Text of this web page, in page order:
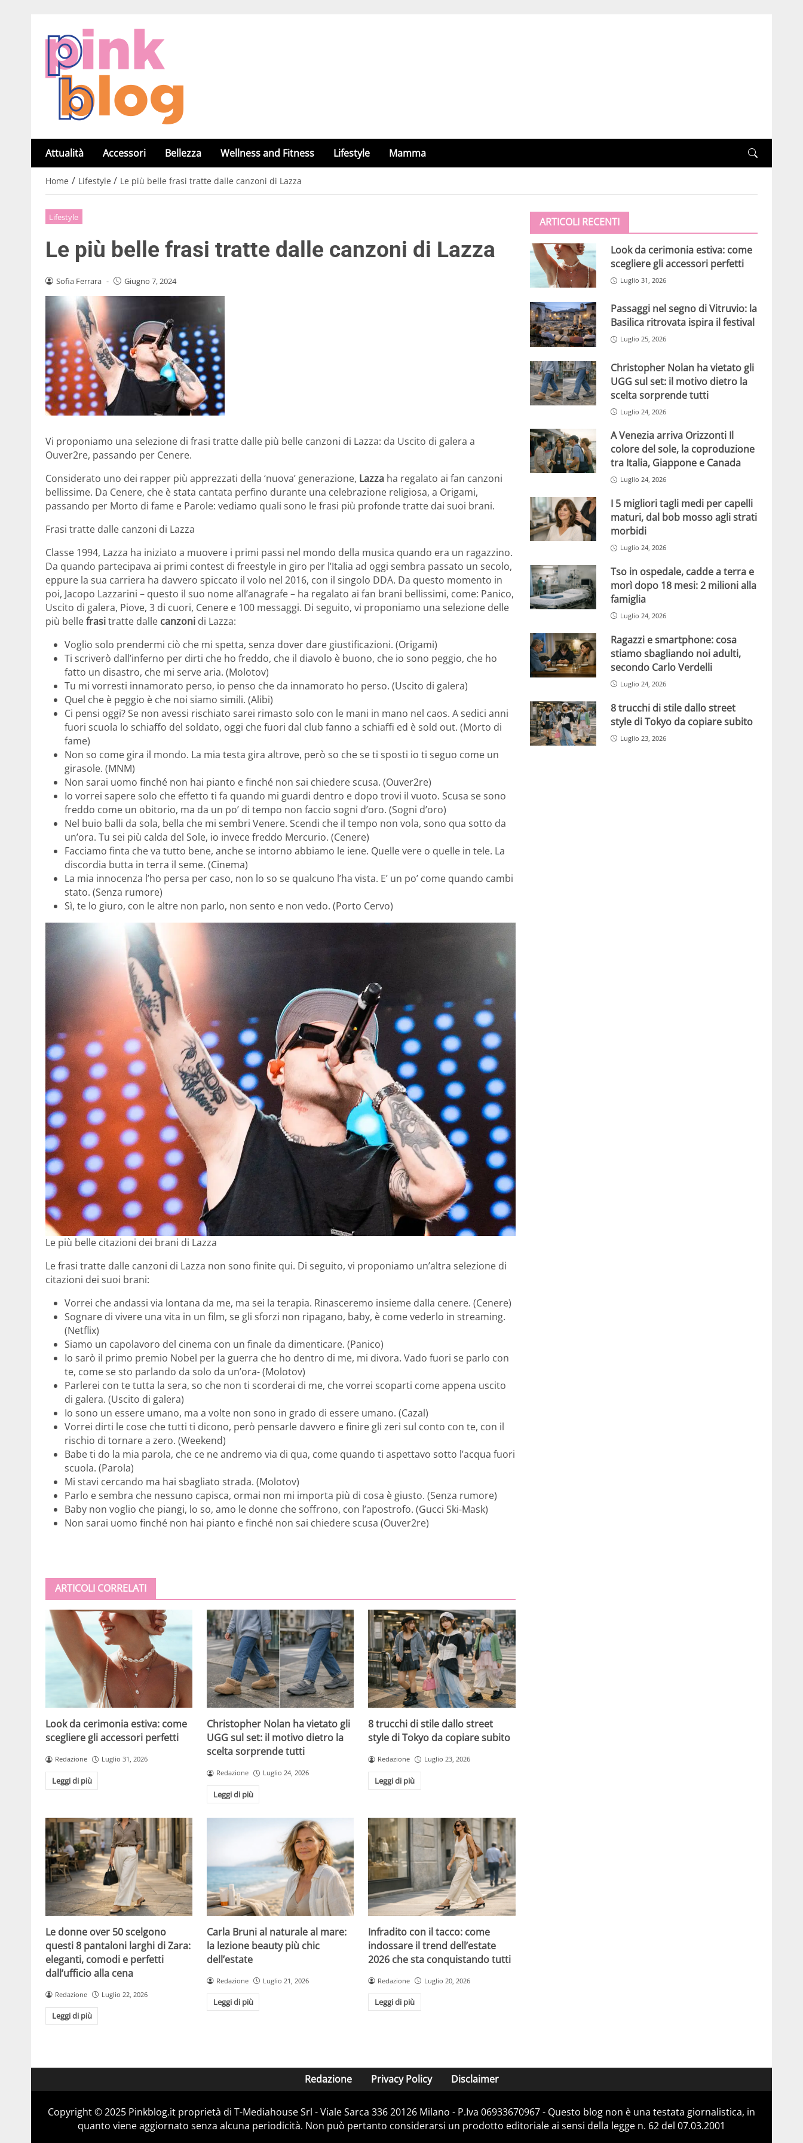
Attualità Accessori Bellezza Wellness and Fitness Lifestyle Mamma
Home / Lifestyle / Le più belle frasi tratte dalle canzoni di Lazza
Lifestyle
Le più belle frasi tratte dalle canzoni di Lazza
Sofia Ferrara - Giugno 7, 2024
Vi proponiamo una selezione di frasi tratte dalle più belle canzoni di Lazza: da Uscito di galera a
Ouver2re, passando per Cenere.
Considerato uno dei rapper più apprezzati della ‘nuova’ generazione, Lazza ha regalato ai fan canzoni
bellissime. Da Cenere, che è stata cantata perfino durante una celebrazione religiosa, a Origami,
passando per Morto di fame e Parole: vediamo quali sono le frasi più profonde tratte dai suoi brani.
Frasi tratte dalle canzoni di Lazza
Classe 1994, Lazza ha iniziato a muovere i primi passi nel mondo della musica quando era un ragazzino.
Da quando partecipava ai primi contest di freestyle in giro per l’Italia ad oggi sembra passato un secolo,
eppure la sua carriera ha davvero spiccato il volo nel 2016, con il singolo DDA. Da questo momento in
poi, Jacopo Lazzarini – questo il suo nome all’anagrafe – ha regalato ai fan brani bellissimi, come: Panico,
Uscito di galera, Piove, 3 di cuori, Cenere e 100 messaggi. Di seguito, vi proponiamo una selezione delle
più bellefrasitratte dalle canzoni di Lazza:
Voglio solo prendermi ciò che mi spetta, senza dover dare giustificazioni. (Origami)
Ti scriverò dall’inferno per dirti che ho freddo, che il diavolo è buono, che io sono peggio, che ho
fatto un disastro, che mi serve aria. (Molotov)
Tu mi vorresti innamorato perso, io penso che da innamorato ho perso. (Uscito di galera)
Quel che è peggio è che noi siamo simili. (Alibi)
Ci pensi oggi? Se non avessi rischiato sarei rimasto solo con le mani in mano nel caos. A sedici anni
fuori scuola lo schiaffo del soldato, oggi che fuori dal club fanno a schiaffi ed è sold out. (Morto di
fame)
Non so come gira il mondo. La mia testa gira altrove, però so che se ti sposti io ti seguo come un
girasole. (MNM)
Non sarai uomo finché non hai pianto e finché non sai chiedere scusa. (Ouver2re)
Io vorrei sapere solo che effetto ti fa quando mi guardi dentro e dopo trovi il vuoto. Scusa se sono
freddo come un obitorio, ma da un po’ di tempo non faccio sogni d’oro. (Sogni d’oro)
Nel buio balli da sola, bella che mi sembri Venere. Scendi che il tempo non vola, sono qua sotto da
un’ora. Tu sei più calda del Sole, io invece freddo Mercurio. (Cenere)
Facciamo finta che va tutto bene, anche se intorno abbiamo le iene. Quelle vere o quelle in tele. La
discordia butta in terra il seme. (Cinema)
La mia innocenza l’ho persa per caso, non lo so se qualcuno l’ha vista. E’ un po’ come quando cambi
stato. (Senza rumore)
Sì, te lo giuro, con le altre non parlo, non sento e non vedo. (Porto Cervo)
Le più belle citazioni dei brani di Lazza
Le frasi tratte dalle canzoni di Lazza non sono finite qui. Di seguito, vi proponiamo un’altra selezione di
citazioni dei suoi brani:
Vorrei che andassi via lontana da me, ma sei la terapia. Rinasceremo insieme dalla cenere. (Cenere)
Sognare di vivere una vita in un film, se gli sforzi non ripagano, baby, è come vederlo in streaming.
(Netflix)
Siamo un capolavoro del cinema con un finale da dimenticare. (Panico)
Io sarò il primo premio Nobel per la guerra che ho dentro di me, mi divora. Vado fuori se parlo con
te, come se sto parlando da solo da un’ora- (Molotov)
Parlerei con te tutta la sera, so che non ti scorderai di me, che vorrei scoparti come appena uscito
di galera. (Uscito di galera)
Io sono un essere umano, ma a volte non sono in grado di essere umano. (Cazal)
Vorrei dirti le cose che tutti ti dicono, però pensarle davvero e finire gli zeri sul conto con te, con il
rischio di tornare a zero. (Weekend)
Babe ti do la mia parola, che ce ne andremo via di qua, come quando ti aspettavo sotto l’acqua fuori
scuola. (Parola)
Mi stavi cercando ma hai sbagliato strada. (Molotov)
Parlo e sembra che nessuno capisca, ormai non mi importa più di cosa è giusto. (Senza rumore)
Baby non voglio che piangi, lo so, amo le donne che soffrono, con l’apostrofo. (Gucci Ski-Mask)
Non sarai uomo finché non hai pianto e finché non sai chiedere scusa (Ouver2re)
ARTICOLI CORRELATI
Look da cerimonia estiva: come
scegliere gli accessori perfetti
Redazione Luglio 31, 2026
Leggi di più
Christopher Nolan ha vietato gli
UGG sul set: il motivo dietro la
scelta sorprende tutti
Redazione Luglio 24, 2026
Leggi di più
8 trucchi di stile dallo street
style di Tokyo da copiare subito
Redazione Luglio 23, 2026
Leggi di più
Le donne over 50 scelgono
questi 8 pantaloni larghi di Zara:
eleganti, comodi e perfetti
dall’ufficio alla cena
Redazione Luglio 22, 2026
Leggi di più
Carla Bruni al naturale al mare:
la lezione beauty più chic
dell’estate
Redazione Luglio 21, 2026
Leggi di più
Infradito con il tacco: come
indossare il trend dell’estate
2026 che sta conquistando tutti
Redazione Luglio 20, 2026
Leggi di più
ARTICOLI RECENTI
Look da cerimonia estiva: come
scegliere gli accessori perfetti
Luglio 31, 2026
Passaggi nel segno di Vitruvio: la
Basilica ritrovata ispira il festival
Luglio 25, 2026
Christopher Nolan ha vietato gli
UGG sul set: il motivo dietro la
scelta sorprende tutti
Luglio 24, 2026
A Venezia arriva Orizzonti Il
colore del sole, la coproduzione
tra Italia, Giappone e Canada
Luglio 24, 2026
I 5 migliori tagli medi per capelli
maturi, dal bob mosso agli strati
morbidi
Luglio 24, 2026
Tso in ospedale, cadde a terra e
morì dopo 18 mesi: 2 milioni alla
famiglia
Luglio 24, 2026
Ragazzi e smartphone: cosa
stiamo sbagliando noi adulti,
secondo Carlo Verdelli
Luglio 24, 2026
8 trucchi di stile dallo street
style di Tokyo da copiare subito
Luglio 23, 2026
Redazione Privacy Policy Disclaimer
Copyright © 2025 Pinkblog.it proprietà di T-Mediahouse Srl - Viale Sarca 336 20126 Milano - P.Iva 06933670967 - Questo blog non è una testata giornalistica, in
quanto viene aggiornato senza alcuna periodicità. Non può pertanto considerarsi un prodotto editoriale ai sensi della legge n. 62 del 07.03.2001